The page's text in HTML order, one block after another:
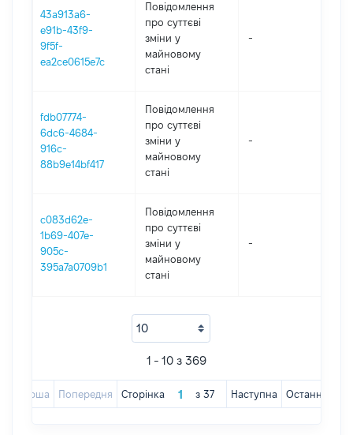
43a913a6-
e91b-43f9-
9f5f-
ea2ce0615e7c
Повідомлення
про суттєві
зміни y
майновому
стані
-
fdb07774-
6dc6-4684-
916c-
88b9e14bf417
Повідомлення
про суттєві
зміни y
майновому
стані
-
c083d62e-
1b69-407e-
905c-
395a7a0709b1
Повідомлення
про суттєві
зміни y
майновому
стані
-
1 - 10 з 369
Перша Попередня Сторінка з 37 Наступна Остання